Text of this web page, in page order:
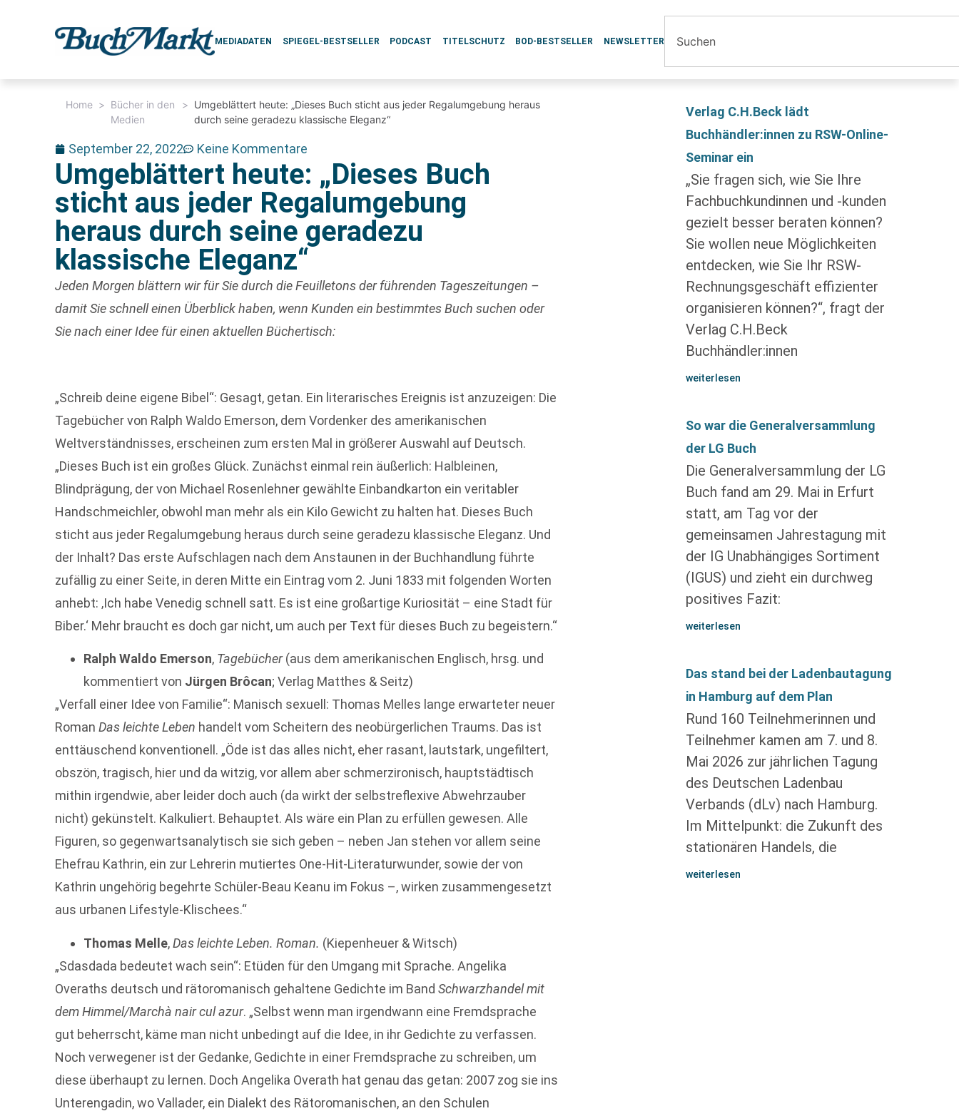
MEDIADATEN SPIEGEL-BESTSELLER PODCAST TITELSCHUTZ BOD-BESTSELLER NEWSLETTER
Home > Bücher in den
Medien
> Umgeblättert heute: „Dieses Buch sticht aus jeder Regalumgebung heraus
durch seine geradezu klassische Eleganz“
September 22, 2022 Keine Kommentare
Umgeblättert heute: „Dieses Buch
sticht aus jeder Regalumgebung
heraus durch seine geradezu
klassische Eleganz“
Jeden Morgen blättern wir für Sie durch die Feuilletons der führenden Tageszeitungen –
damit Sie schnell einen Überblick haben, wenn Kunden ein bestimmtes Buch suchen oder
Sie nach einer Idee für einenaktuellen Büchertisch:
„Schreib deine eigene Bibel“: Gesagt, getan. Ein literarisches Ereignis ist anzuzeigen: Die
Tagebücher von Ralph Waldo Emerson, dem Vordenker des amerikanischen
Weltverständnisses, erscheinen zum ersten Mal in größerer Auswahl auf Deutsch.
„Dieses Buch ist ein großes Glück. Zunächst einmal rein äußerlich: Halbleinen,
Blindprägung, der von Michael ­Ro­senlehner gewählte Einbandkarton ein veritabler
Handschmeichler, obwohl man mehr als ein Kilo Gewicht zu halten hat. Dieses Buch
sticht aus jeder Regalumgebung heraus durch seine geradezu klassische Eleganz. Und
der In­halt? Das erste Aufschlagen nach dem Anstaunen in der Buchhandlung führte
zufällig zu einer Seite, in deren Mitte ein Eintrag vom 2. Juni 1833 mit folgenden Worten
an­hebt: ‚Ich habe Venedig schnell satt. Es ist eine großartige Kuriosität – eine Stadt für
Biber.‘ Mehr braucht es doch gar nicht, um auch per Text für dieses Buch zu begeistern.“
Ralph Waldo Emerson, Tagebücher(aus dem amerikanischen Englisch, hrsg. und
kommentiert von Jürgen Brôcan; Verlag Matthes & Seitz)
„Verfall einer Idee von Familie“: Manisch sexuell: Thomas Melles lange erwarteter neuer
RomanDas leichte Leben handelt vom Scheitern des neobürgerlichen Traums. Das ist
enttäuschend konventionell. „Öde ist das alles nicht, eher rasant, lautstark, ungefiltert,
obszön, tragisch, hier und da witzig, vor allem aber schmerzironisch, hauptstädtisch
mithin irgendwie, aber leider doch auch (da wirkt der selbstreflexive Abwehrzauber
nicht) gekünstelt. Kalkuliert. Behauptet. Als wäre ein Plan zu erfüllen gewesen. Alle
Figuren, so gegenwartsanalytisch sie sich geben – neben Jan stehen vor allem seine
Ehefrau Kathrin, ein zur Lehrerin mutiertes One-Hit-Literaturwunder, sowie der von
Kathrin ungehörig begehrte Schüler-Beau Keanu im Fokus –, wirken zusammengesetzt
aus urbanen Lifestyle-Klischees.“
Thomas Melle,Das leichte Leben. Roman. (Kiepenheuer & Witsch)
„Sdasdada bedeutet wach sein“: Etüden für den Umgang mit Sprache. Angelika
Overaths deutsch und rätoromanisch gehaltene Gedichte im BandSchwarzhandel mit
dem Himmel/Marchà nair cul azur. „Selbst wenn man irgendwann eine Fremdsprache
gut beherrscht, käme man nicht unbedingt auf die Idee, in ihr Gedichte zu verfassen.
Noch verwegener ist der Ge­danke, Gedichte in einer Fremdsprache zu schreiben, um
diese überhaupt zu lernen. Doch Angelika Overath hat genau das ge­tan: 2007 zog sie ins
Unterengadin, wo Vallader, ein Dialekt des Rätoromanischen, an den Schulen
Verlag C.H.Beck lädt
Buchhändler:innen zu RSW-Online-
Seminar ein
„Sie fragen sich, wie Sie Ihre
Fachbuchkundinnen und -kunden
gezielt besser beraten können?
Sie wollen neue Möglichkeiten
entdecken, wie Sie Ihr RSW-
Rechnungsgeschäft effizienter
organisieren können?“, fragt der
Verlag C.H.Beck
Buchhändler:innen
weiterlesen
So war die Generalversammlung
der LG Buch
Die Generalversammlung der LG
Buch fand am 29. Mai in Erfurt
statt, am Tag vor der
gemeinsamen Jahrestagung mit
der IG Unabhängiges Sortiment
(IGUS) und zieht ein durchweg
positives Fazit:
weiterlesen
Das stand bei der Ladenbautagung
in Hamburg auf dem Plan
Rund 160 Teilnehmerinnen und
Teilnehmer kamen am 7. und 8.
Mai 2026 zur jährlichen Tagung
des Deutschen Ladenbau
Verbands (dLv) nach Hamburg.
Im Mittelpunkt: die Zukunft des
stationären Handels, die
weiterlesen